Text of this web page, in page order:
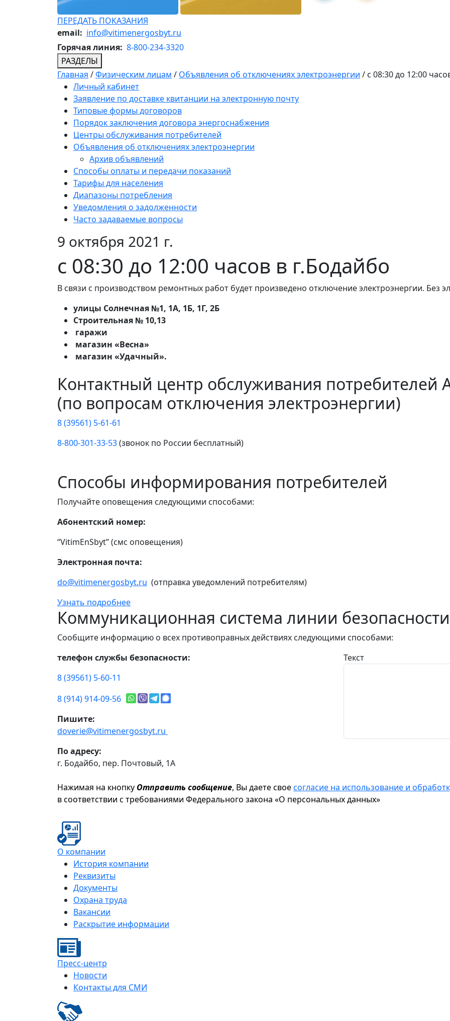
ПЕРЕДАТЬ ПОКАЗАНИЯ
email: info@vitimenergosbyt.ru
Горячая линия: 8-800-234-3320
РАЗДЕЛЫ
Главная /Физическим лицам / Объявления об отключениях электроэнергии / с 08:30 до 12:00
Личный кабинет
Заявление по доставке квитанции на электронную почту
Типовые формы договоров
Порядок заключения договора энергоснабжения
Центры обслуживания потребителей
Объявления об отключениях электроэнергии
Архив объявлений
Способы оплаты и передачи показаний
Тарифы для населения
Диапазоны потребления
Уведомления о задолженности
Часто задаваемые вопросы
9 октября 2021 г.
с 08:30 до 12:00 часов в г.Бодайбо
В связи с производством ремонтных работ будет произведено отключение электроэнергии. Без
улицы Солнечная №1, 1А, 1Б, 1Г, 2Б
Строительная № 10,13
гаражи
магазин «Весна»
магазин «Удачный».
Контактный центр обслуживания потребителей
(по вопросам отключения электроэнергии)
8 (39561) 5-61-61
8-800-301-33-53(звонок по России бесплатный)
Способы информирования потребителей
Получайте оповещения следующими способами:
Абонентский номер:
“VitimEnSbyt” (смс оповещения)
Электронная почта:
do@vitimenergosbyt.ru (отправка уведомлений потребителям)
Узнать подробнее
Коммуникационная система линии безопасности
Сообщите информацию о всех противоправных действиях следующими способами:
телефон службы безопасности:
8 (39561) 5-60-11
8 (914) 914-09-56
Пишите:
doverie@vitimenergosbyt.ru
По адресу:
г. Бодайбо, пер. Почтовый, 1А
Текст
Нажимая на кнопку Отправить сообщение, Вы даете своесогласие на использование и
в соответствии с требованиями Федерального закона «О персональных данных»
О компании
История компании
Реквизиты
Документы
Охрана труда
Вакансии
Раскрытие информации
Пресс-центр
Новости
Контакты для СМИ